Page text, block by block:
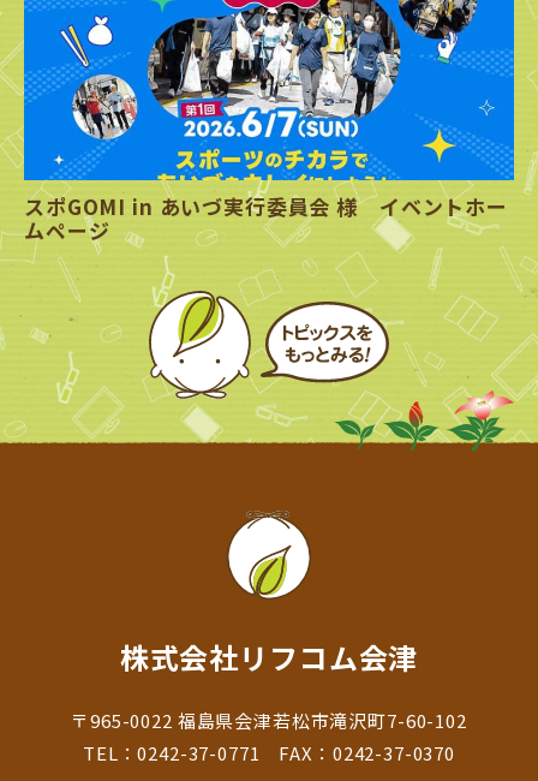
スポGOMI in あいづ実行委員会 様 イベントホー
ムページ
株式会社リフコム会津
〒965-0022 福島県会津若松市滝沢町7-60-102
TEL：0242-37-0771 FAX：0242-37-0370